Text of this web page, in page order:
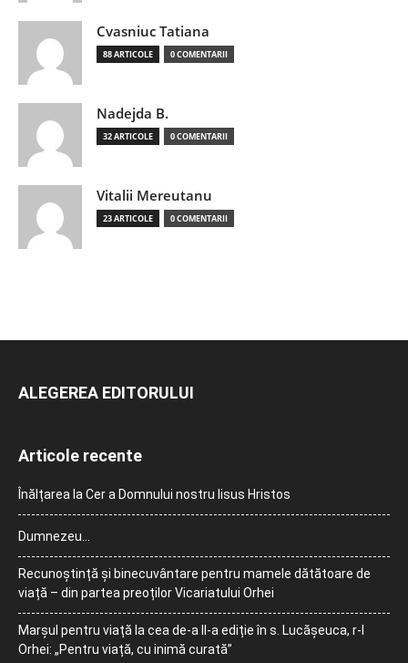
Cvasniuc Tatiana
88 ARTICOLE 0 COMENTARII
Nadejda B.
32 ARTICOLE 0 COMENTARII
Vitalii Mereutanu
23 ARTICOLE 0 COMENTARII
ALEGEREA EDITORULUI
Articole recente
Înălțarea la Cer a Domnului nostru Iisus Hristos
Dumnezeu…
Recunoștință și binecuvântare pentru mamele dătătoare de
viață – din partea preoților Vicariatului Orhei
Marșul pentru viață la cea de-a II-a ediție în s. Lucășeuca, r-l
Orhei: „Pentru viață, cu inimă curată”